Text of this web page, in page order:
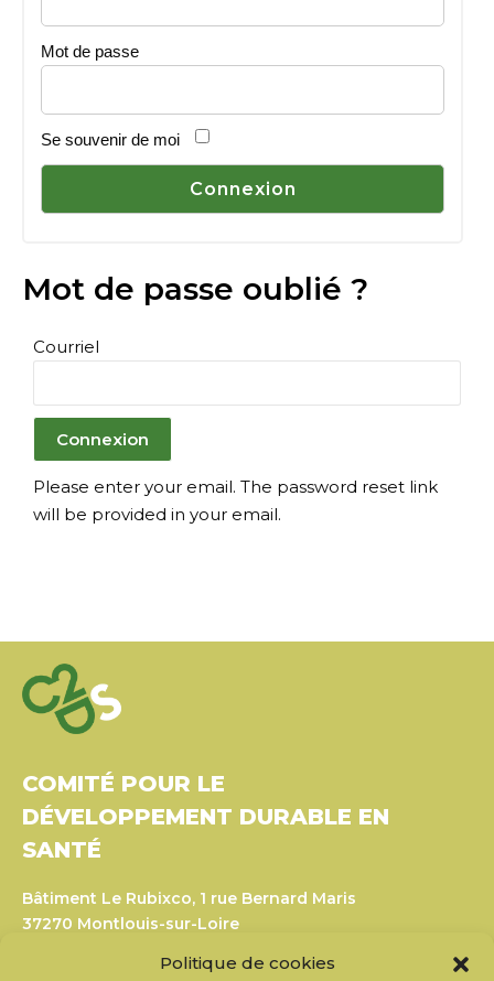
Politique de cookies
Mot de passe
Se souvenir de moi
Mot de passe oublié ?
Courriel
Please enter your email. The password reset link
will be provided in your email.
COMITÉ POUR LE
DÉVELOPPEMENT DURABLE EN
SANTÉ
Bâtiment Le Rubixco, 1 rue Bernard Maris
37270 Montlouis-sur-Loire